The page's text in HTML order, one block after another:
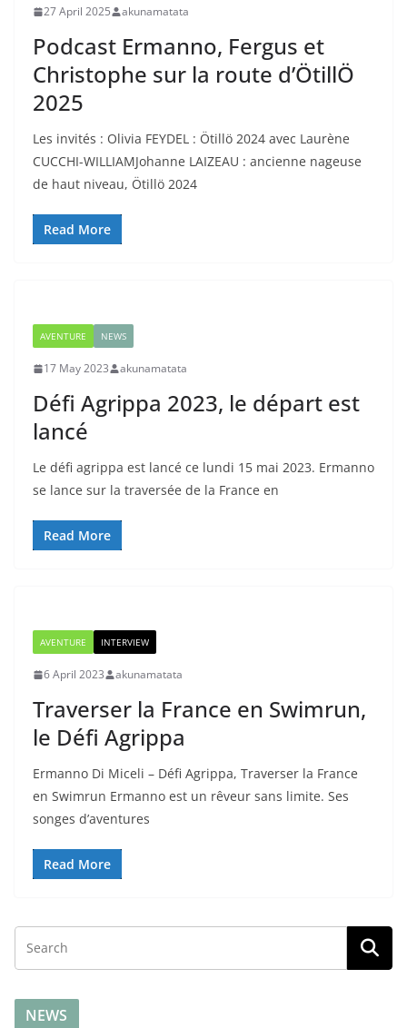
27 April 2025 akunamatata
Podcast Ermanno, Fergus et
Christophe sur la route d’ÖtillÖ
2025
Les invités : Olivia FEYDEL : Ötillö 2024 avec Laurène
CUCCHI-WILLIAMJohanne LAIZEAU : ancienne nageuse
de haut niveau, Ötillö 2024
Read More
AVENTURE NEWS
17 May 2023 akunamatata
Défi Agrippa 2023, le départ est
lancé
Le défi agrippa est lancé ce lundi 15 mai 2023. Ermanno
se lance sur la traversée de la France en
Read More
AVENTURE INTERVIEW
6 April 2023 akunamatata
Traverser la France en Swimrun,
le Défi Agrippa
Ermanno Di Miceli – Défi Agrippa, Traverser la France
en Swimrun Ermanno est un rêveur sans limite. Ses
songes d’aventures
Read More
NEWS